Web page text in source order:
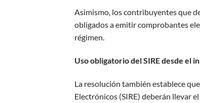
Asimismo, los contribuyentes que
obligados a emitir comprobantes
régimen.
Uso obligatorio del SIRE desde el
La resolución también establece
Electrónicos (SIRE) deberán llevar